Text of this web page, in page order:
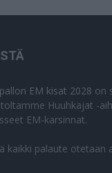
EM kisat 2028 on
Huuhkajat -
EM-karsinnat.
kaikki palaute